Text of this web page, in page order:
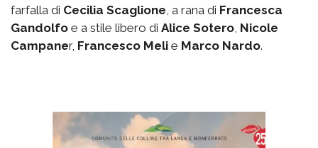
farfalla di Cecilia Scaglione , a rana di Francesca
Gandolfo e a stile libero di Alice Sotero Nicole
Campaner, Francesco Meli e Marco Nardo.